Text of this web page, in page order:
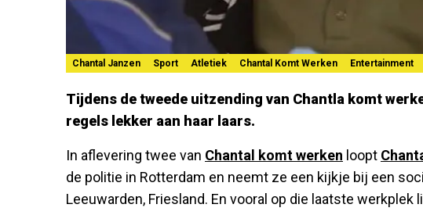
Chantal Janzen Sport Atletiek Chantal Komt Werken Entertainment
Tijdens de tweede uitzending van Chantla komt
regels lekker aan haar laars.
In aflevering twee van Chantal komt werken loopt
de politie in Rotterdam en neemt ze een kijkje bij een
Leeuwarden, Friesland. En vooral op die laatste werkplek